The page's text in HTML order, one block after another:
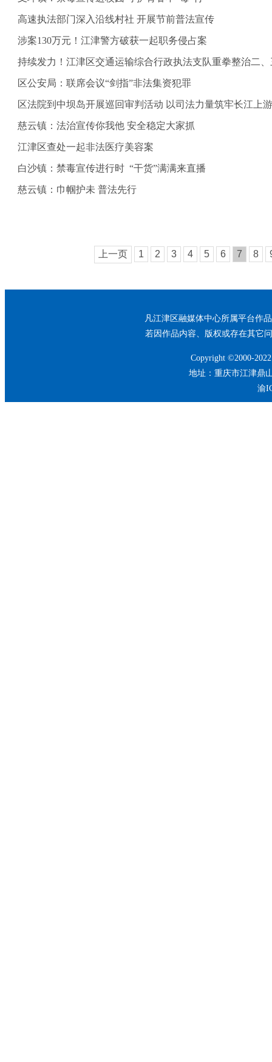
高速执法部门深入沿线村社 开展节前普法宣传
涉案130万元！江津警方破获一起职务侵占案
持续发力！江津区交通运输综合行政执法支队重拳整治二
区公安局：联席会议“剑指”非法集资犯罪
区法院到中坝岛开展巡回审判活动 以司法力量筑牢长江上
慈云镇：法治宣传你我他 安全稳定大家抓
江津区查处一起非法医疗美容案
白沙镇：禁毒宣传进行时 “干货”满满来直播
慈云镇：巾帼护未 普法先行
上一页 1 2 3 4 5 6 7 8
凡江津区融媒体中心所属平台作
若因作品内容、版权或存在其它
Copyright ©2000-
地址：重庆市江津鼎
渝